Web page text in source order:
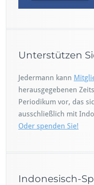
Unterstützen
Jedermann kann
herausgegebenen
Periodikum vor, das
ausschließlich mit
Oder spenden Sie!
Indonesisch-